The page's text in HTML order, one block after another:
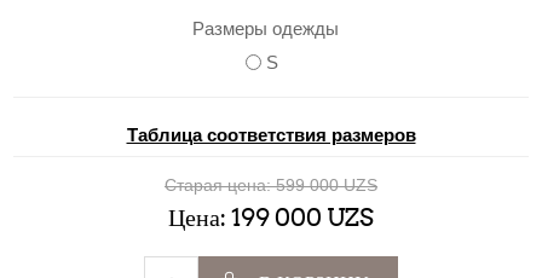
Размеры одежды
S
Таблица соответствия размеров
Старая цена: 599 000 UZS
Цена: 199 000 UZS